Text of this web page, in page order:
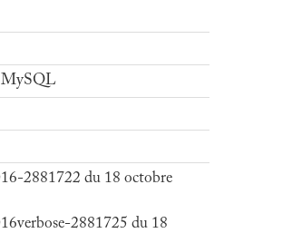
MySQL
2881722 du 18 octobre
2881725 du 18